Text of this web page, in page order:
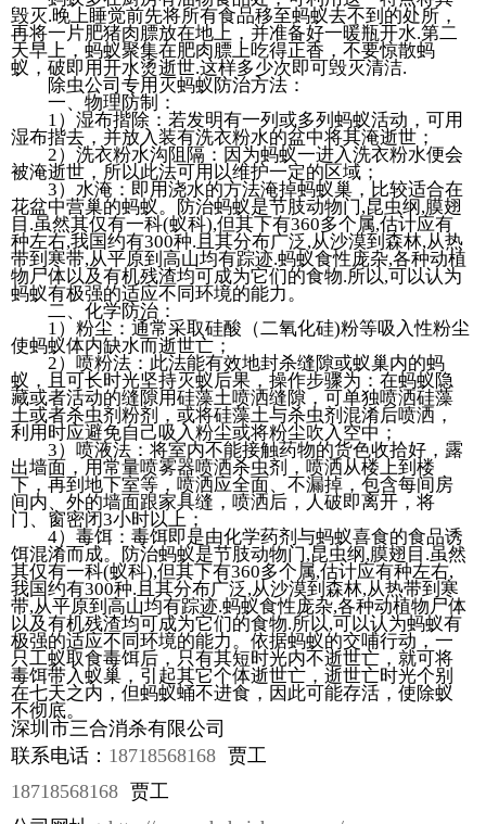
毁灭.晚上睡觉前先将所有食品移至蚂蚁去不到的处所，
再将一片肥猪肉膘放在地上，并准备好一暖瓶开水.第二
天早上，蚂蚁聚集在肥肉膘上吃得正香，不要惊散蚂
蚁，破即用开水烫逝世.这样多少次即可毁灭清洁.
除虫公司专用灭蚂蚁防治方法：
一、物理防制：
1）湿布揩除：若发明有一列或多列蚂蚁活动，可用
湿布揩去，并放入装有洗衣粉水的盆中将其淹逝世；
2）洗衣粉水沟阻隔：因为蚂蚁一进入洗衣粉水便会
被淹逝世，所以此法可用以维护一定的区域；
3）水淹：即用浇水的方法淹掉蚂蚁巢，比较适合在
花盆中营巢的蚂蚁。防治蚂蚁是节肢动物门,昆虫纲,膜翅
目.虽然其仅有一科(蚁科),但其下有360多个属,估计应有
种左右,我国约有300种.且其分布广泛,从沙漠到森林,从热
带到寒带,从平原到高山均有踪迹.蚂蚁食性庞杂,各种动植
物尸体以及有机残渣均可成为它们的食物.所以,可以认为
蚂蚁有极强的适应不同环境的能力。
二、化学防治：
1）粉尘：通常采取硅酸（二氧化硅)粉等吸入性粉尘
使蚂蚁体内缺水而逝世亡；
2）喷粉法：此法能有效地封杀缝隙或蚁巢内的蚂
蚁，且可长时光坚持灭蚁后果，操作步骤为：在蚂蚁隐
藏或者活动的缝隙用硅藻土喷洒缝隙，可单独喷洒硅藻
土或者杀虫剂粉剂，或将硅藻土与杀虫剂混淆后喷洒，
利用时应避免自己吸入粉尘或将粉尘吹入空中；
3）喷液法：将室内不能接触药物的货色收拾好，露
出墙面，用常量喷雾器喷洒杀虫剂，喷洒从楼上到楼
下，再到地下室等，喷洒应全面、不漏掉，包含每间房
间内、外的墙面跟家具缝，喷洒后，人破即离开，将
门、窗密闭3小时以上；
4）毒饵：毒饵即是由化学药剂与蚂蚁喜食的食品诱
饵混淆而成。防治蚂蚁是节肢动物门,昆虫纲,膜翅目.虽然
其仅有一科(蚁科),但其下有360多个属,估计应有种左右,
我国约有300种.且其分布广泛,从沙漠到森林,从热带到寒
带,从平原到高山均有踪迹.蚂蚁食性庞杂,各种动植物尸体
以及有机残渣均可成为它们的食物.所以,可以认为蚂蚁有
极强的适应不同环境的能力。依据蚂蚁的交哺行动，一
只工蚁取食毒饵后，只有其短时光内不逝世亡，就可将
毒饵带入蚁巢，引起其它个体逝世亡，逝世亡时光个别
在七天之内，但蚂蚁蛹不进食，因此可能存活，使除蚁
不彻底。
深圳市三合消杀有限公司
联系电话： 18718568168 贾工
18718568168 贾工